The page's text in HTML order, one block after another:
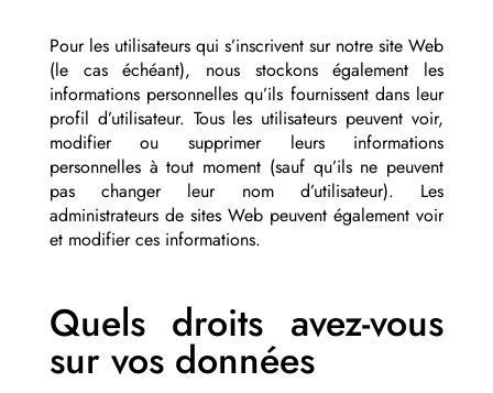
Pour les utilisateurs qui s’inscrivent sur notre site Web
(le cas échéant), nous stockons également les
informations personnelles qu’ils fournissent dans leur
profil d’utilisateur. Tous les utilisateurs peuvent voir,
modifier ou supprimer leurs informations
personnelles à tout moment (sauf qu’ils ne peuvent
pas changer leur nom d’utilisateur). Les
administrateurs de sites Web peuvent également voir
et modifier ces informations.
Quels droits avez-vous
sur vos données